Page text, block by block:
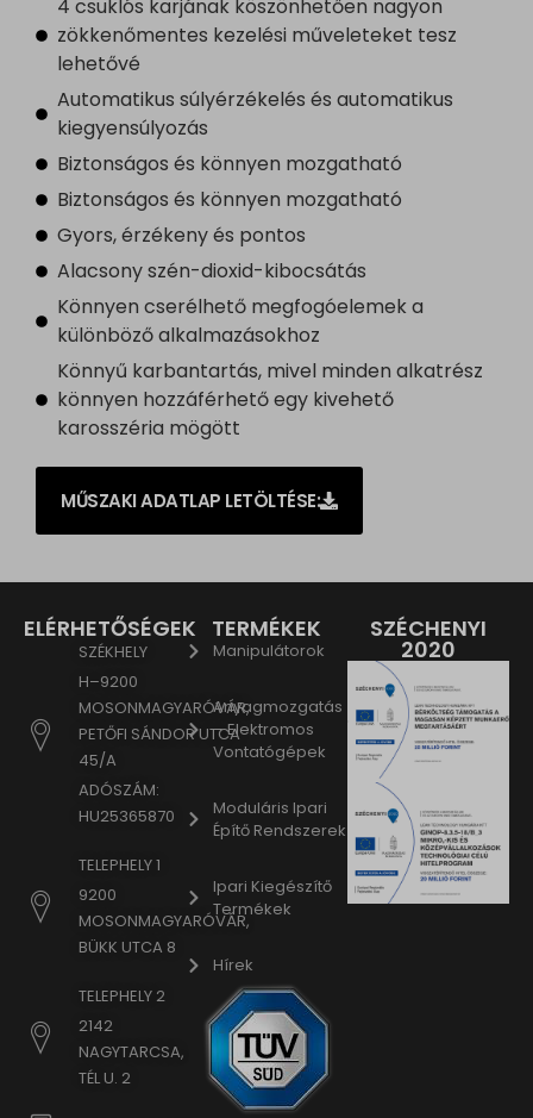
4 csuklós karjának köszönhetően nagyon
zökkenőmentes kezelési műveleteket tesz
lehetővé
Automatikus súlyérzékelés és automatikus
kiegyensúlyozás
Biztonságos és könnyen mozgatható
Biztonságos és könnyen mozgatható
Gyors, érzékeny és pontos
Alacsony szén-dioxid-kibocsátás
Könnyen cserélhető megfogóelemek a
különböző alkalmazásokhoz
Könnyű karbantartás, mivel minden alkatrész
könnyen hozzáférhető egy kivehető
karosszéria mögött
MŰSZAKI ADATLAP LETÖLTÉSE:
ELÉRHETŐSÉGEK
SZÉKHELY
H–9200
MOSONMAGYARÓVÁR,
PETŐFI SÁNDOR UTCA
45/A
ADÓSZÁM:
HU25365870
TELEPHELY 1
9200
MOSONMAGYARÓVÁR,
BÜKK UTCA 8
TELEPHELY 2
2142
NAGYTARCSA,
TÉL U. 2
TERMÉKEK
Manipulátorok
Anyagmozgatás
– Elektromos
Vontatógépek
Moduláris Ipari
Építő Rendszerek
Ipari Kiegészítő
Termékek
Hírek
SZÉCHENYI
2020